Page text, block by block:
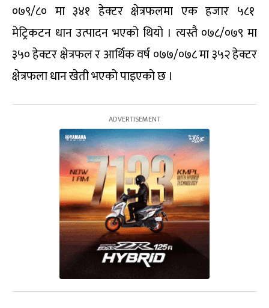
०७९/८० मा ३४१ हेक्टर क्षेत्रफलमा एक हजार ५८१
मेट्रिकटन धान उत्पादन भएको थियो । त्यस्तै ०७८/०७९ मा
३५० हेक्टर क्षेत्रफल र आर्थिक वर्ष ०७७/०७८ मा ३५२ हेक्टर
क्षेत्रफला धान खेती भएको पाइएको छ ।